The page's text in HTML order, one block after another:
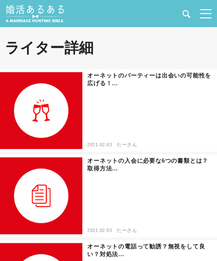
恋愛の悩み
出会い
合コン・街コン
結婚相談所
あるある
ライター詳細
オーネットのパーティーは出会いの可能性を
広げる！…
2021.02.03 たーさん
オーネットの入会に必要な6つの書類とは？
取得方法…
2021.02.03 たーさん
オーネットの電話って勧誘？無視をして良
い？対処法…